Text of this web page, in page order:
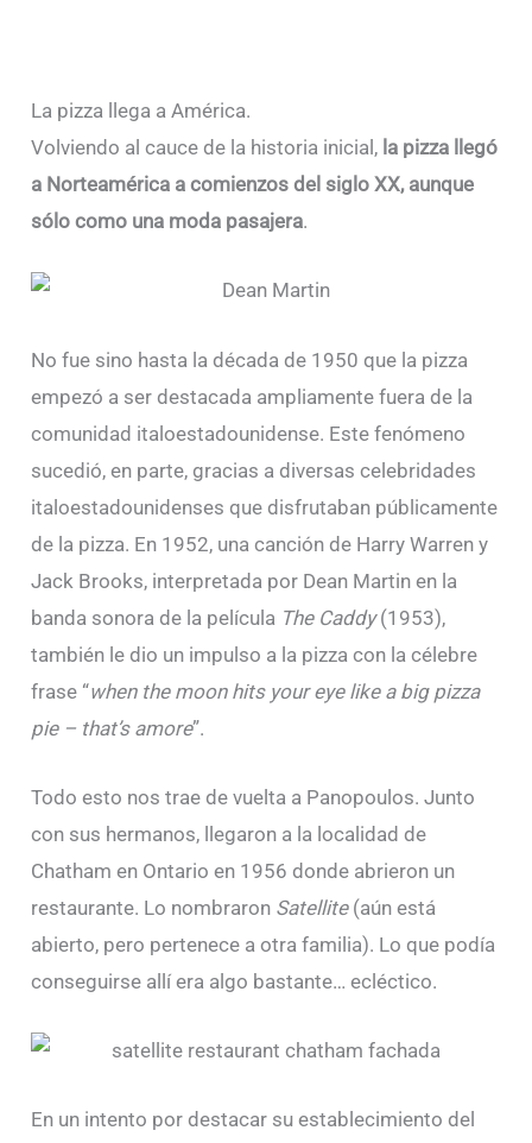
La pizza llega a América.
Volviendo al cauce de la historia inicial, la pizza llegó
a Norteamérica a comienzos del siglo XX, aunque
sólo como una moda pasajera.
No fue sino hasta la década de 1950 que la pizza
empezó a ser destacada ampliamente fuera de la
comunidad italoestadounidense. Este fenómeno
sucedió, en parte, gracias a diversas celebridades
italoestadounidenses que disfrutaban públicamente
de la pizza. En 1952, una canción de Harry Warren y
Jack Brooks, interpretada por Dean Martin en la
banda sonora de la película The Caddy(1953),
también le dio un impulso a la pizza con la célebre
frase “when the moon hits your eye like a big pizza
pie – that’s amore”.
Todo esto nos trae de vuelta a Panopoulos. Junto
con sus hermanos, llegaron a la localidad de
Chatham en Ontario en 1956 donde abrieron un
restaurante. Lo nombraron Satellite(aún está
abierto, pero pertenece a otra familia). Lo que podía
conseguirse allí era algo bastante… ecléctico.
En un intento por destacar su establecimiento del